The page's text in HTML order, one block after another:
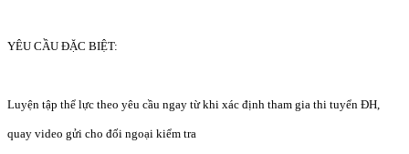
YÊU CẦU ĐẶC BIỆT:
Luyện tập thể lực theo yêu cầu ngay từ khi xác định tham gia thi tuyển ĐH,
quay video gửi cho đối ngoại kiểm tra